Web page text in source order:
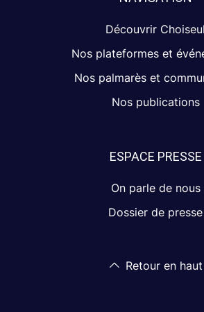
Découvrir Choiseul
Nos plateformes et
Nos palmarès et
Nos publications
ESPACE PRESSE
On parle de nous
Dossier de presse
Retour en haut